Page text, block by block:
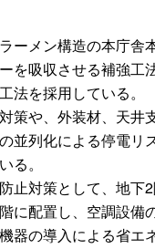
ーメン構造の本庁
を吸収させる補強工
法を採用している。
策や、外装材、天
並列化による停電リ
る。
止対策として、地
に配置し、空調設
の導入による省エ